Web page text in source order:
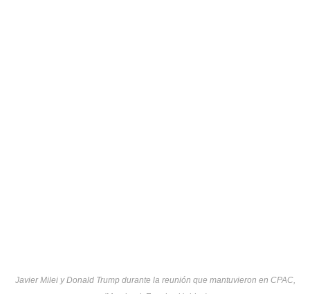
Javier Milei y Donald Trump durante la reunión que mantuvieron en CPAC,